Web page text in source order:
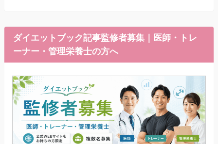
ダイエットブック記事監修者募集｜医師・トレ
ーナー・管理栄養士の方へ